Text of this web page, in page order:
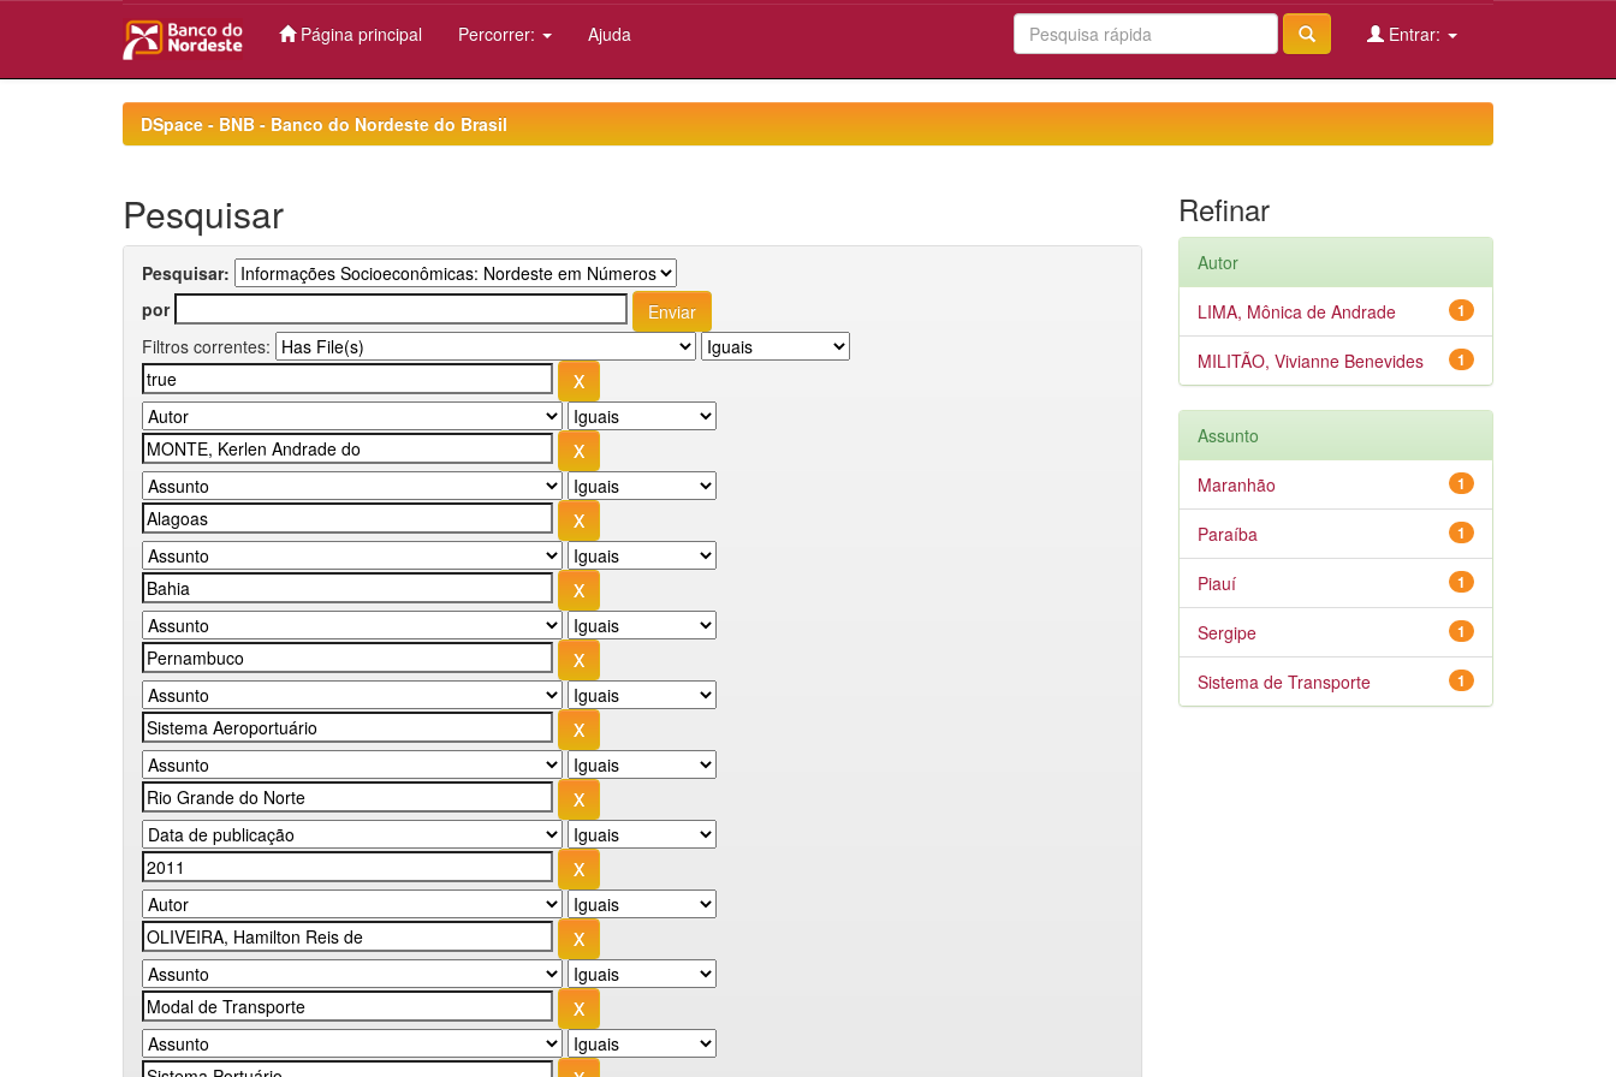
Página principal Percorrer: Ajuda Entrar:
DSpace - BNB - Banco do Nordeste do Brasil
Pesquisar
Pesquisar:
por
Filtros correntes:
Refinar
Autor
1
LIMA, Mônica de Andrade
1
MILITÃO, Vivianne Benevides
Assunto
1
Maranhão
1
Paraíba
1
Piauí
1
Sergipe
1
Sistema de Transporte